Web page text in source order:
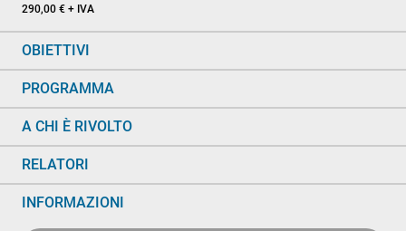
290,00 € + IVA
OBIETTIVI
PROGRAMMA
A CHI È RIVOLTO
RELATORI
INFORMAZIONI